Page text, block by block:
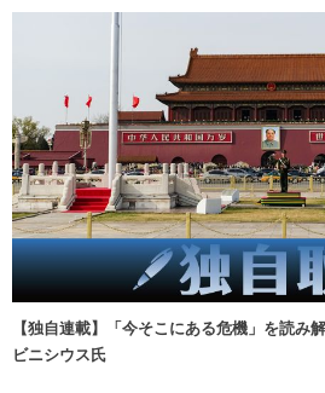
【独自連載】「今そこにある危機」を読
ビニシウス氏